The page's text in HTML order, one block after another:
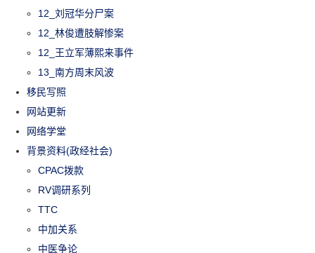
12_刘冠华分尸案
12_林俊遭肢解惨案
12_王立军薄熙来事件
13_南方周末风波
移民写照
网站更新
网络学堂
背景资料(政经社会)
CPAC拨款
RV调研系列
TTC
中加关系
中医争论